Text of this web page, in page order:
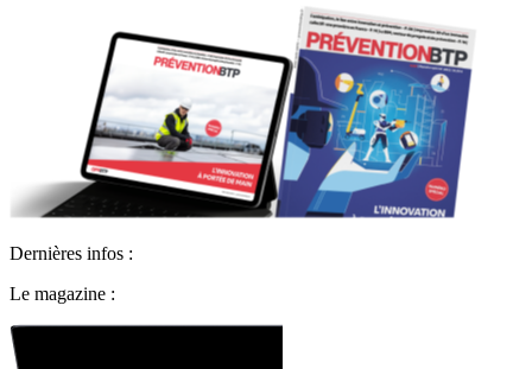
Dernières infos :
Le magazine :